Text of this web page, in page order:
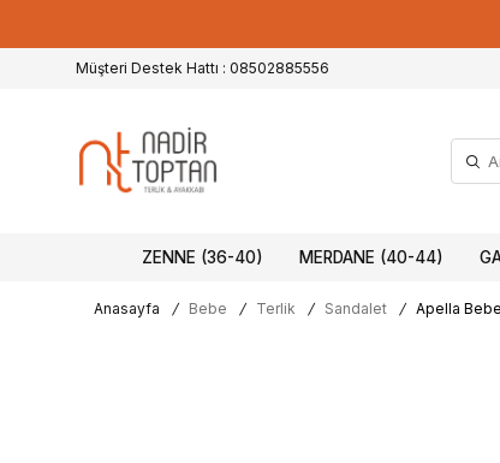
Müşteri Destek Hattı : 08502885556
ZENNE (36-40) MERDANE (40-44)
Anasayfa / Bebe / Terlik / Sandalet / Apella